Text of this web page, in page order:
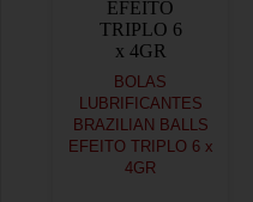
BOLAS
LUBRIFICANTES
BRAZILIAN BALLS
EFEITO TRIPLO 6 x
4GR